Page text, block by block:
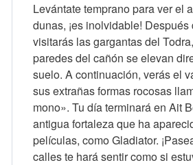
Levántate temprano para ver el
dunas, ¡es inolvidable!
visitarás las gargantas del
paredes del cañón se elevan
suelo. A continuación, verás el
sus extrañas formas rocosas
mono». Tu día terminará en Ait
antigua fortaleza que ha
películas, como Gladiator.
calles te hará sentir como si